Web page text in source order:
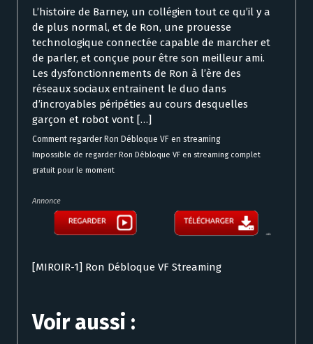
L’histoire de Barney, un collégien tout ce qu’il y a
de plus normal, et de Ron, une prouesse
technologique connectée capable de marcher et
de parler, et conçue pour être son meilleur ami.
Les dysfonctionnements de Ron à l’ère des
réseaux sociaux entrainent le duo dans
d’incroyables péripéties au cours desquelles
garçon et robot vont […]
Comment regarder Ron Débloque VF en streaming
Impossible de regarder Ron Débloque VF en streaming complet
gratuit pour le moment
Annonce
[MIROIR-1] Ron Débloque VF Streaming
Voir aussi :